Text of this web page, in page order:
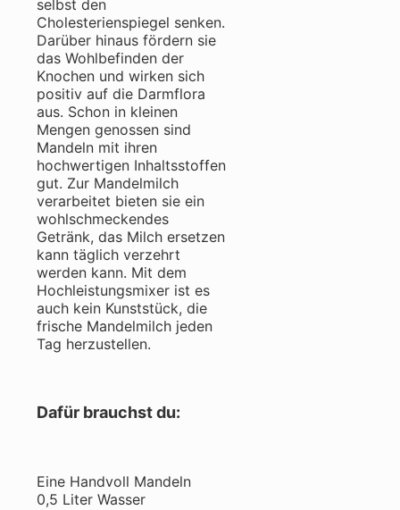
selbst den
Cholesterienspiegel senken.
Darüber hinaus fördern sie
das Wohlbefinden der
Knochen und wirken sich
positiv auf die Darmflora
aus. Schon in kleinen
Mengen genossen sind
Mandeln mit ihren
hochwertigen Inhaltsstoffen
gut. Zur Mandelmilch
verarbeitet bieten sie ein
wohlschmeckendes
Getränk, das Milch ersetzen
kann täglich verzehrt
werden kann. Mit dem
Hochleistungsmixer ist es
auch kein Kunststück, die
frische Mandelmilch jeden
Tag herzustellen.
Dafür brauchst du:
Eine Handvoll Mandeln
0,5 Liter Wasser